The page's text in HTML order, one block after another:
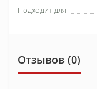
Подходит для
Отзывов (0)